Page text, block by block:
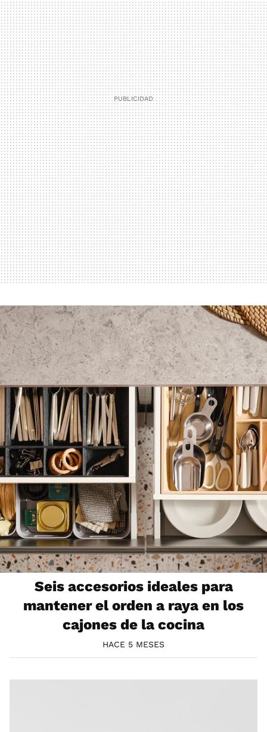
Seis accesorios ideales para
mantener el orden a raya en los
cajones de la cocina
HACE 5 MESES